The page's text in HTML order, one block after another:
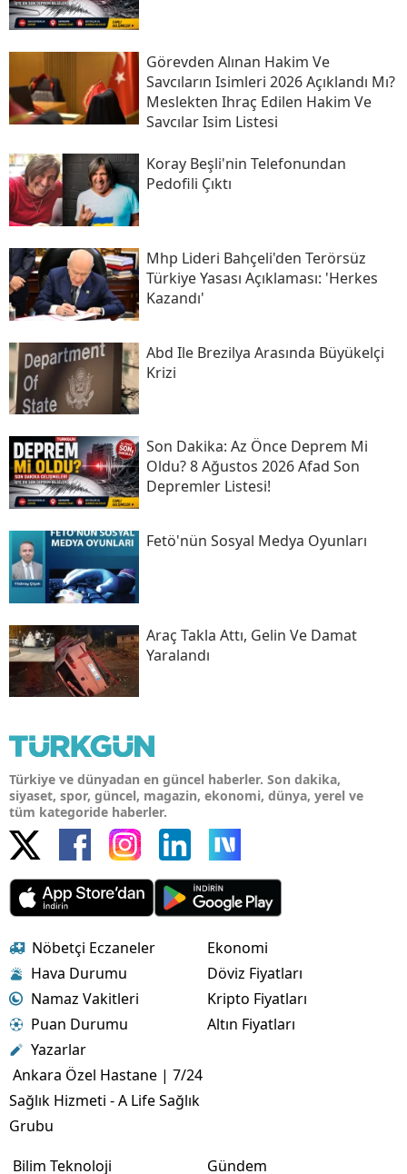
Görevden Alınan Hakim Ve
Savcıların Isimleri 2026 Açıklandı Mı?
Meslekten Ihraç Edilen Hakim Ve
Savcılar Isim Listesi
Koray Beşli'nin Telefonundan
Pedofili Çıktı
Mhp Lideri Bahçeli'den Terörsüz
Türkiye Yasası Açıklaması: 'herkes
Kazandı'
Abd Ile Brezilya Arasında Büyükelçi
Krizi
Son Daki̇ka: Az Önce Deprem Mi
Oldu? 8 Ağustos 2026 Afad Son
Depremler Listesi!
Fetö'nün Sosyal Medya Oyunları
Araç Takla Attı, Gelin Ve Damat
Yaralandı
Türkiye ve dünyadan en güncel haberler. Son dakika,
siyaset, spor, güncel, magazin, ekonomi, dünya, yerel ve
tüm kategoride haberler.
Nöbetçi Eczaneler
Hava Durumu
Namaz Vakitleri
Puan Durumu
Yazarlar
Ankara Özel Hastane | 7/24
Sağlık Hizmeti - A Life Sağlık
Grubu
Ekonomi
Döviz Fiyatları
Kripto Fiyatları
Altın Fiyatları
Bilim Teknoloji Gündem